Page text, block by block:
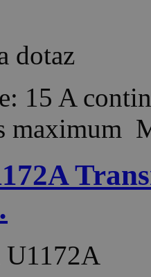
dotaz
15 A
maximum
U1172A